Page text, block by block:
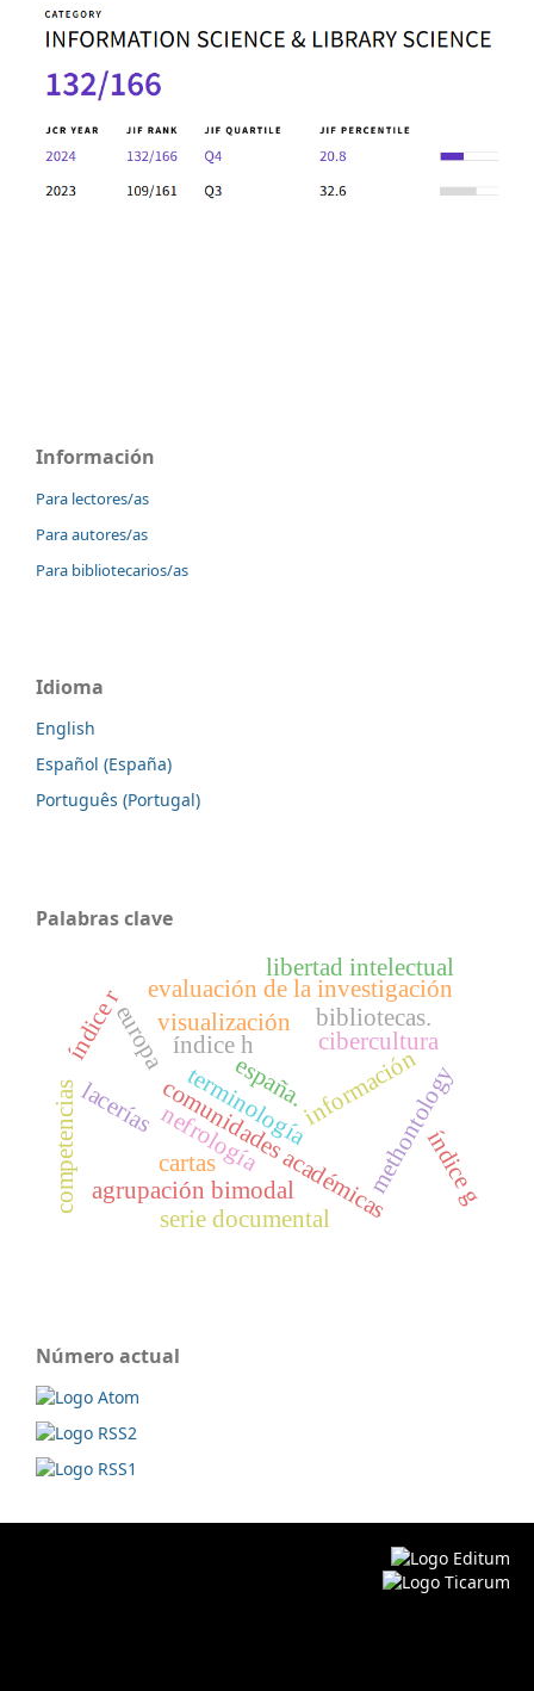
Información
Para lectores/as
Para autores/as
Para bibliotecarios/as
Idioma
English
Español (España)
Português (Portugal)
Palabras clave
información
visualización
comunidades académicas
cibercultura
evaluación de la investigación
methontology
nefrología
terminología
agrupación bimodal
lacerías
cartas
españa.
competencias
europa
serie documental
libertad intelectual
índice r
índice g
índice h
bibliotecas.
Número actual